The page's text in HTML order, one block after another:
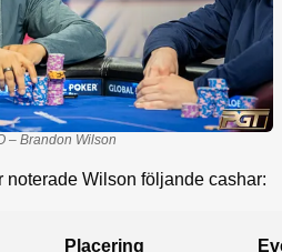
– Brandon Wilson
noterade Wilson följande cashar:
Placering